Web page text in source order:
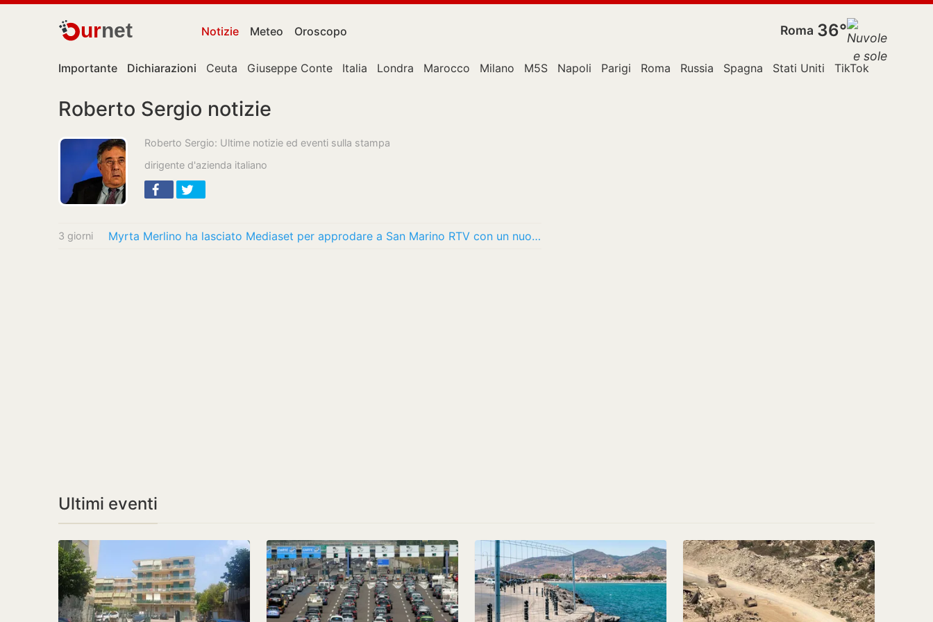
urnet Notizie Meteo Oroscopo Roma 36°
Importante Dichiarazioni Ceuta Giuseppe Conte Italia Londra Marocco Milano M5S Napoli Parigi Roma Russia Spagna Stati Uniti TikTok
Roberto Sergio notizie
Roberto Sergio: Ultime notizie ed eventi sulla stampa
dirigente d'azienda italiano
3 giorni Myrta Merlino ha lasciato Mediaset per approdare a San Marino RTV con un nuovo programma…
Ultimi eventi